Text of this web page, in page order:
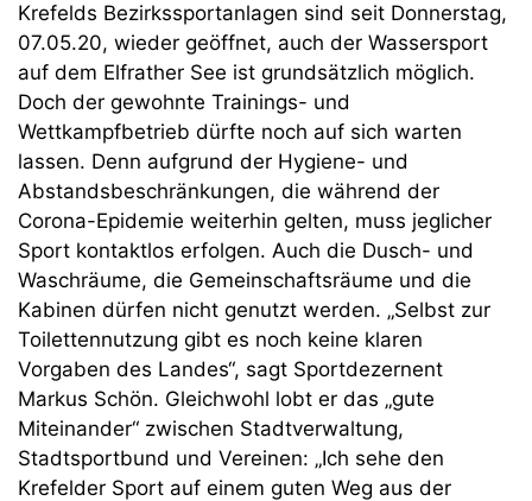
Krefelds Bezirkssportanlagen sind seit Donnerstag,
07.05.20, wieder geöffnet, auch der Wassersport
auf dem Elfrather See ist grundsätzlich möglich.
Doch der gewohnte Trainings- und
Wettkampfbetrieb dürfte noch auf sich warten
lassen. Denn aufgrund der Hygiene- und
Abstandsbeschränkungen, die während der
Corona-Epidemie weiterhin gelten, muss jeglicher
Sport kontaktlos erfolgen. Auch die Dusch- und
Waschräume, die Gemeinschaftsräume und die
Kabinen dürfen nicht genutzt werden. „Selbst zur
Toilettennutzung gibt es noch keine klaren
Vorgaben des Landes“, sagt Sportdezernent
Markus Schön. Gleichwohl lobt er das „gute
Miteinander“ zwischen Stadtverwaltung,
Stadtsportbund und Vereinen: „Ich sehe den
Krefelder Sport auf einem guten Weg aus der